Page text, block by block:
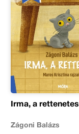
Irma, a rettenetes
Zágoni Balázs